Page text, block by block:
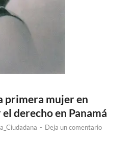
primera mujer en
derecho en Panamá
- Deja un comentario